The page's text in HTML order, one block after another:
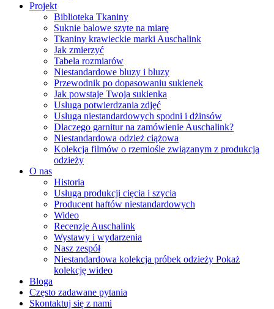
Projekt
Biblioteka Tkaniny
Suknie balowe szyte na miarę
Tkaniny krawieckie marki Auschalink
Jak zmierzyć
Tabela rozmiarów
Niestandardowe bluzy i bluzy
Przewodnik po dopasowaniu sukienek
Jak powstaje Twoja sukienka
Usługa potwierdzania zdjęć
Usługa niestandardowych spodni i dżinsów
Dlaczego garnitur na zamówienie Auschalink?
Niestandardowa odzież ciążowa
Kolekcja filmów o rzemiośle związanym z produkcją
odzieży
O nas
Historia
Usługa produkcji cięcia i szycia
Producent haftów niestandardowych
Wideo
Recenzje Auschalink
Wystawy i wydarzenia
Nasz zespół
Niestandardowa kolekcja próbek odzieży Pokaż
kolekcję wideo
Bloga
Często zadawane pytania
Skontaktuj się z nami